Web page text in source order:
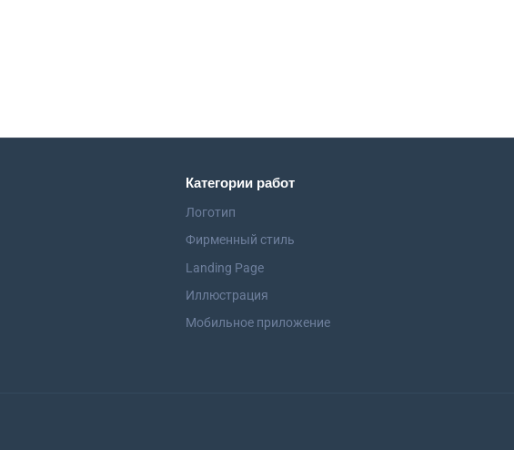
Категории работ
Логотип
Фирменный стиль
Landing Page
Иллюстрация
Мобильное приложение